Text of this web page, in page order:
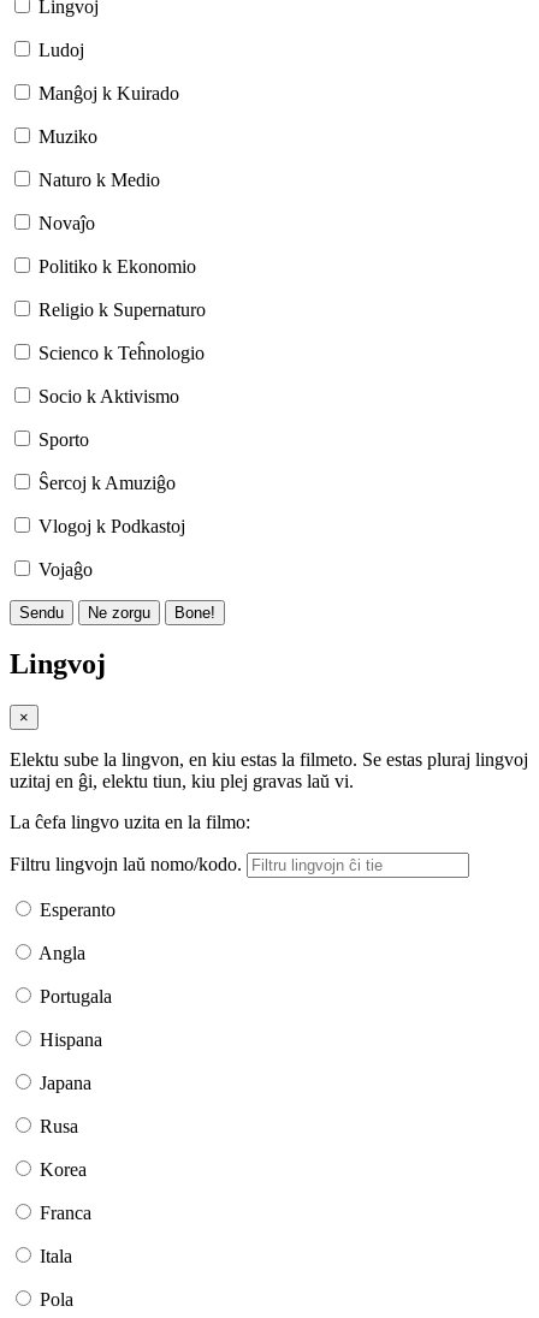
Lingvoj
Ludoj
Manĝoj k Kuirado
Muziko
Naturo k Medio
Novaĵo
Politiko k Ekonomio
Religio k Supernaturo
Scienco k Teĥnologio
Socio k Aktivismo
Sporto
Ŝercoj k Amuziĝo
Vlogoj k Podkastoj
Vojaĝo
Sendu Ne zorgu Bone!
Lingvoj
×
Elektu sube la lingvon, en kiu estas la filmeto. Se estas pluraj lingvoj
uzitaj en ĝi, elektu tiun, kiu plej gravas laŭ vi.
La ĉefa lingvo uzita en la filmo:
Filtru lingvojn laŭ nomo/kodo.
Esperanto
Angla
Portugala
Hispana
Japana
Rusa
Korea
Franca
Itala
Pola